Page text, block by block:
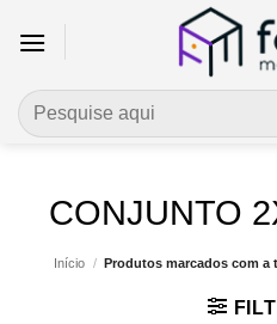
Pesquisar
por:
CONJUNTO
Início / Produtos marcados com a